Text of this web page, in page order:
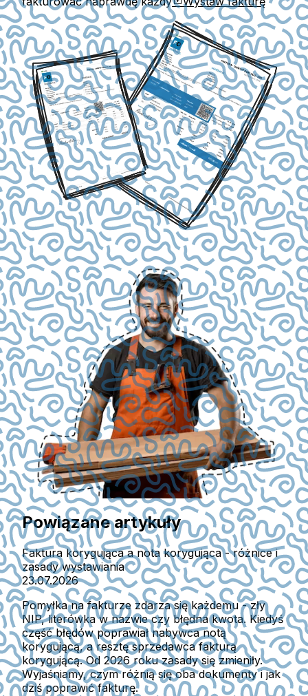
Powiązane artykuły
Faktura korygująca a nota korygująca - różnice i
zasady wystawiania
23.07.2026
Pomyłka na fakturze zdarza się każdemu - zły
NIP, literówka w nazwie czy błędna kwota. Kiedyś
część błędów poprawiał nabywca notą
korygującą, a resztę sprzedawca fakturą
korygującą. Od 2026 roku zasady się zmieniły.
Wyjaśniamy, czym różnią się oba dokumenty i jak
dziś poprawić fakturę.